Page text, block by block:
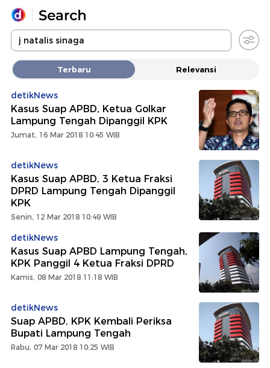
Yang sedang ramai dicari
Loading...
Promoted
Terbaru Relevansi
detikNews
Kasus Suap APBD, Ketua Golkar
Lampung Tengah Dipanggil KPK
Jumat, 16 Mar 2018 10:45 WIB
detikNews
Kasus Suap APBD, 3 Ketua Fraksi
DPRD Lampung Tengah Dipanggil
KPK
Senin, 12 Mar 2018 10:49 WIB
detikNews
Kasus Suap APBD Lampung Tengah,
KPK Panggil 4 Ketua Fraksi DPRD
Kamis, 08 Mar 2018 11:18 WIB
detikNews
Suap APBD, KPK Kembali Periksa
Bupati Lampung Tengah
Rabu, 07 Mar 2018 10:25 WIB